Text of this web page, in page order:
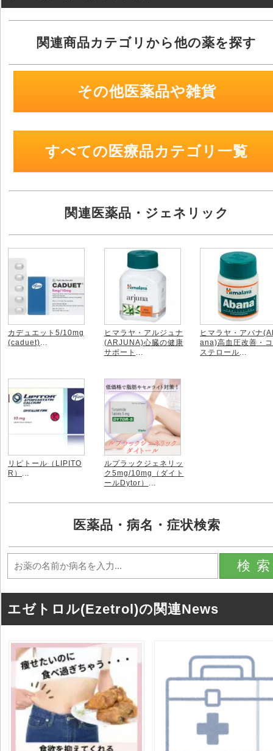
関連商品カテゴリから他の薬を探す
その他医薬品や雑貨
すべての医療品カテゴリ一覧
関連医薬品・ジェネリック
カデュエット5/10mg
(caduet)
ヒマラヤ・アルジュナ
(ARJUNA)心臓の健康
サポート
ヒマラヤ・アバナ
ana)高血圧改善・
ステロール
リピトール（LIPITO
R）
ルプラックジェネリッ
ク5mg/10mg（ダイト
ールDytor）
医薬品・病名・症状検索
検
エゼトロル(Ezetrol)の関連News